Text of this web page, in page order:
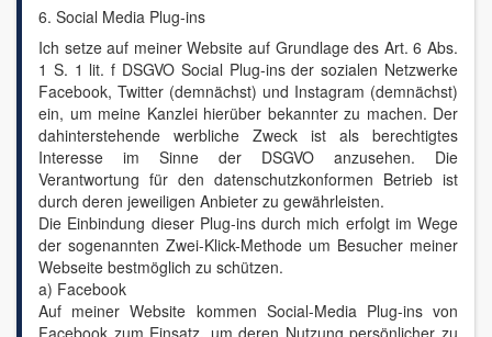
6. Social Media Plug-ins
Ich setze auf meiner Website auf Grundlage des Art. 6 Abs.
1 S. 1 lit. f DSGVO Social Plug-ins der sozialen Netzwerke
Facebook, Twitter (demnächst) und Instagram (demnächst)
ein, um meine Kanzlei hierüber bekannter zu machen. Der
dahinterstehende werbliche Zweck ist als berechtigtes
Interesse im Sinne der DSGVO anzusehen. Die
Verantwortung für den datenschutzkonformen Betrieb ist
durch deren jeweiligen Anbieter zu gewährleisten.
Die Einbindung dieser Plug-ins durch mich erfolgt im Wege
der sogenannten Zwei-Klick-Methode um Besucher meiner
Webseite bestmöglich zu schützen.
a) Facebook
Auf meiner Website kommen Social-Media Plug-ins von